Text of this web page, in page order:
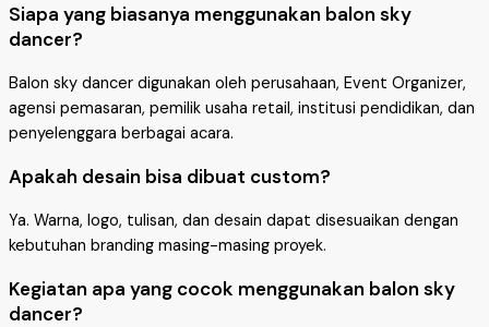
Siapa yang biasanya menggunakan balon sky
dancer?
Balon sky dancer digunakan oleh perusahaan, Event Organizer,
agensi pemasaran, pemilik usaha retail, institusi pendidikan, dan
penyelenggara berbagai acara.
Apakah desain bisa dibuat custom?
Ya. Warna, logo, tulisan, dan desain dapat disesuaikan dengan
kebutuhan branding masing-masing proyek.
Kegiatan apa yang cocok menggunakan balon sky
dancer?